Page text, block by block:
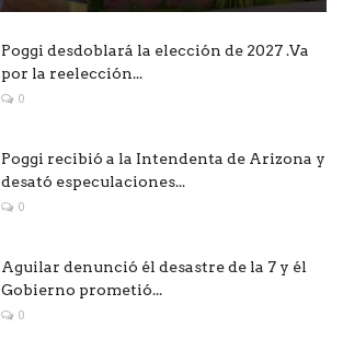
Poggi desdoblará la elección de 2027 .Va
por la reelección...
0
Poggi recibió a la Intendenta de Arizona y
desató especulaciones...
0
Aguilar denunció él desastre de la 7 y él
Gobierno prometió...
0